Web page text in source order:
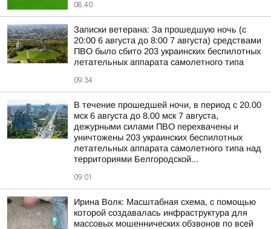
08:40
Записки ветерана: За прошедшую ночь (с
20:00 6 августа до 8:00 7 августа) средствами
ПВО было сбито 203 украинских беспилотных
летательных аппарата самолетного типа
09:34
В течение прошедшей ночи, в период с 20.00
мск 6 августа до 8.00 мск 7 августа,
дежурными силами ПВО перехвачены и
уничтожены 203 украинских беспилотных
летательных аппарата самолетного типа над
территориями Белгородской...
09:01
Ирина Волк: Масштабная схема, с помощью
которой создавалась инфраструктура для
массовых мошеннических обзвонов по всей